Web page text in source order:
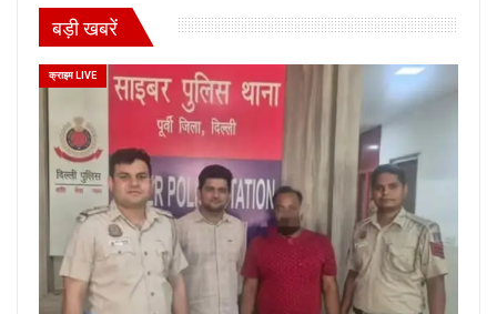
बड़ी खबरें
क्राइम LIVE